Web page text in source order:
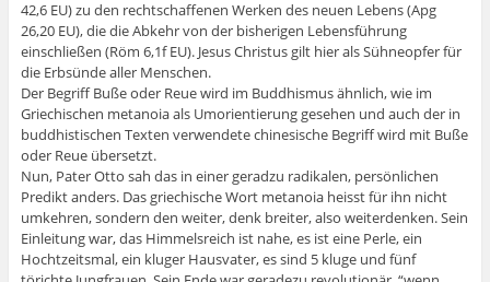
42,6 EU) zu den rechtschaffenen Werken des neuen Lebens (Apg
26,20 EU), die die Abkehr von der bisherigen Lebensführung
einschließen (Röm 6,1f EU). Jesus Christus gilt hier als Sühneopfer für
die Erbsünde aller Menschen.
Der Begriff Buße oder Reue wird im Buddhismus ähnlich, wie im
Griechischen metanoia als Umorientierung gesehen und auch der in
buddhistischen Texten verwendete chinesische Begriff wird mit Buße
oder Reue übersetzt.
Nun, Pater Otto sah das in einer geradzu radikalen, persönlichen
Predikt anders. Das griechische Wort metanoia heisst für ihn nicht
umkehren, sondern den weiter, denk breiter, also weiterdenken. Sein
Einleitung war, das Himmelsreich ist nahe, es ist eine Perle, ein
Hochtzeitsmal, ein kluger Hausvater, es sind 5 kluge und fünf